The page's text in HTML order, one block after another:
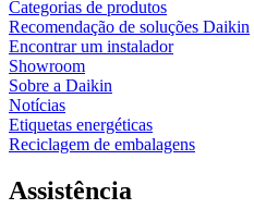
Categorias de produtos
Recomendação de soluções Daikin
Encontrar um instalador
Showroom
Sobre a Daikin
Notícias
Etiquetas energéticas
Reciclagem de embalagens
Assistência